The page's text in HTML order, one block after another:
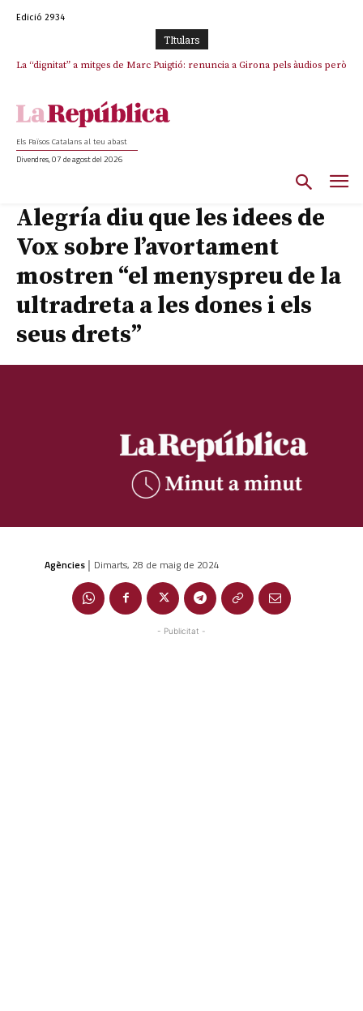
Edició 2934
TItulars
La “dignitat” a mitges de Marc Puigtió: renuncia a Girona pels àudios però
Junts exigeix que Catalunya quedi “fora” del repartiment dels menors
Els Països Catalans al teu abast
Divendres, 07 de agost del 2026
Alegría diu que les idees de
Vox sobre l’avortament
mostren “el menyspreu de la
ultradreta a les dones i els
seus drets”
Agències | Dimarts, 28 de maig de 2024
- Publicitat -